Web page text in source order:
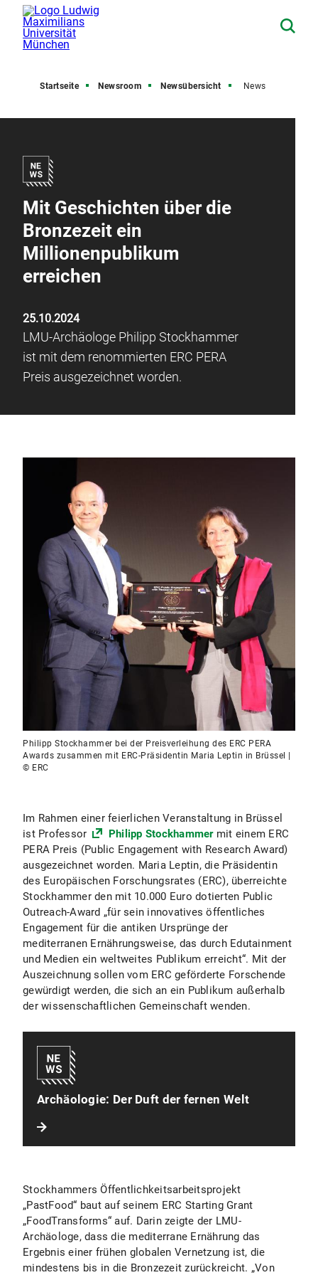
Startseite Newsroom Newsübersicht News
Mit Geschichten über die
Bronzezeit ein
Millionenpublikum
erreichen
25.10.2024
LMU-Archäologe Philipp Stockhammer
ist mit dem renommierten ERC PERA
Preis ausgezeichnet worden.
Philipp Stockhammer bei der Preisverleihung des ERC PERA
Awards zusammen mit ERC-Präsidentin Maria Leptin in Brüssel |
© ERC
Im Rahmen einer feierlichen Veranstaltung in Brüssel
ist Professor
Philipp Stockhammer mit einem ERC
PERA Preis (Public Engagement with Research Award)
ausgezeichnet worden. Maria Leptin, die Präsidentin
des Europäischen Forschungsrates (ERC), überreichte
Stockhammer den mit 10.000 Euro dotierten Public
Outreach-Award „für sein innovatives öffentliches
Engagement für die antiken Ursprünge der
mediterranen Ernährungsweise, das durch Edutainment
und Medien ein weltweites Publikum erreicht“. Mit der
Auszeichnung sollen vom ERC geförderte Forschende
gewürdigt werden, die sich an ein Publikum außerhalb
der wissenschaftlichen Gemeinschaft wenden.
Archäologie: Der Duft der fernen Welt
Stockhammers Öffentlichkeitsarbeitsprojekt
„PastFood“ baut auf seinem ERC Starting Grant
„FoodTransforms“ auf. Darin zeigte der LMU-
Archäologe, dass die mediterrane Ernährung das
Ergebnis einer frühen globalen Vernetzung ist, die
mindestens bis in die Bronzezeit zurückreicht. „Von